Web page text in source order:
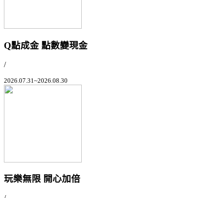
Q點成金 點數變現金
/
2026.07.31~2026.08.30
玩樂無限 開心加倍